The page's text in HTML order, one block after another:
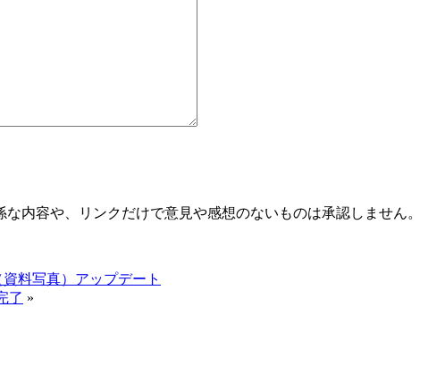
内容や、リンクだけで意見や感想のないものは承認しません。
料写真）アップデート
了 »